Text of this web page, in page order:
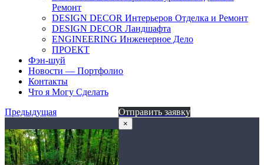
Ремонт
DESIGN DECOR Интерьеров Отделка и Ремонт
DESIGN DECOR Ландшафта
ENGINEERING Инженерное Дело
ПРОЕКТ
Фэн-шуй
Новости — Портфолио
Контакты
Что я Могу Сделать
Предыдущая
Отправить заявку
×